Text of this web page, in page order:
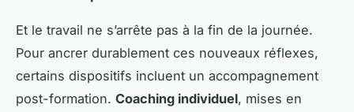
Et le travail ne s’arrête pas à la fin de la journée.
Pour ancrer durablement ces nouveaux réflexes,
certains dispositifs incluent un accompagnement
post-formation. Coaching individuel, mises en